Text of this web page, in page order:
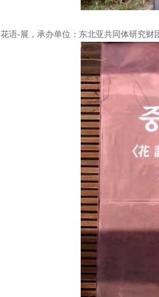
花语-展，承办单位：东北亚共同体研究财